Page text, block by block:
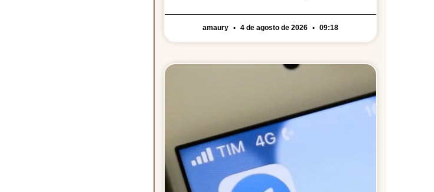
amaury 4 de agosto de 2026 09:18